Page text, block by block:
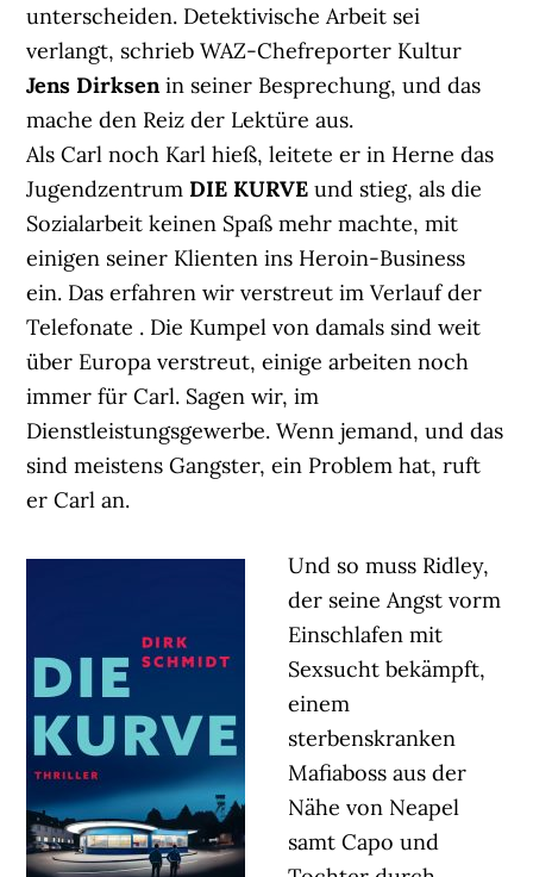
unterscheiden. Detektivische Arbeit sei
verlangt, schrieb WAZ-Chefreporter Kultur
Jens Dirksenin seiner Besprechung, und das
mache den Reiz der Lektüre aus.
Als Carl noch Karl hieß, leitete er in Herne das
Jugendzentrum DIE KURVEund stieg, als die
Sozialarbeit keinen Spaß mehr machte, mit
einigen seiner Klienten ins Heroin-Business
ein. Das erfahren wir verstreut im Verlauf der
Telefonate . Die Kumpel von damals sind weit
über Europa verstreut, einige arbeiten noch
immer für Carl. Sagen wir, im
Dienstleistungsgewerbe. Wenn jemand, und das
sind meistens Gangster, ein Problem hat, ruft
er Carl an.
Und so muss Ridley,
der seine Angst vorm
Einschlafen mit
Sexsucht bekämpft,
einem
sterbenskranken
Mafiaboss aus der
Nähe von Neapel
samt Capo und